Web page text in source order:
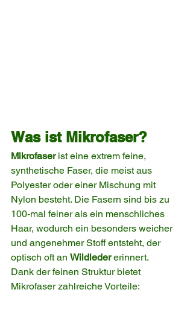
Was ist Mikrofaser?
Mikrofaser ist eine extrem feine,
synthetische Faser, die meist aus
Polyester oder einer Mischung mit
Nylon besteht. Die Fasern sind bis zu
100-mal feiner als ein menschliches
Haar, wodurch ein besonders weicher
und angenehmer Stoff entsteht, der
optisch oft an Wildleder erinnert.
Dank der feinen Struktur bietet
Mikrofaser zahlreiche Vorteile: